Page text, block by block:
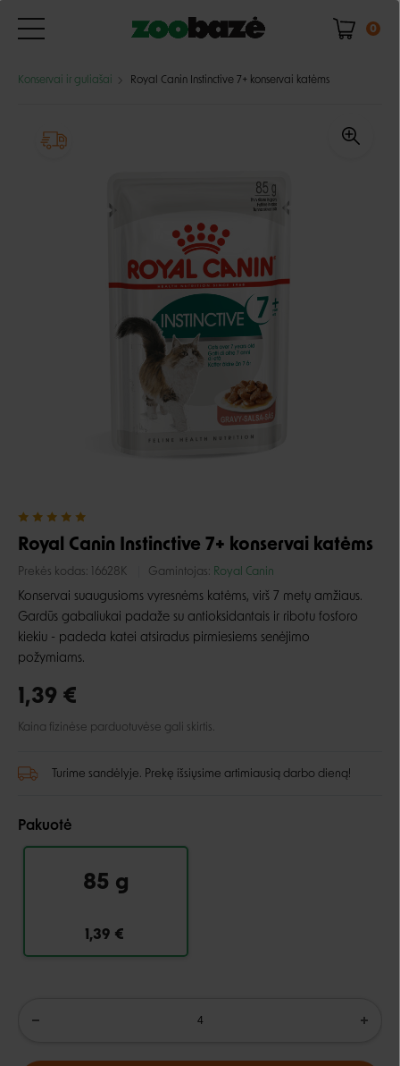
0
Konservai ir guliašai Royal Canin Instinctive 7+ konservai katėms
Royal Canin Instinctive 7+ konservai katėms
Prekės kodas: 16628K Gamintojas: Royal Canin
Konservai suaugusioms vyresnėms katėms, virš 7 metų amžiaus.
Gardūs gabaliukai padaže su antioksidantais ir ribotu fosforo
kiekiu - padeda katei atsiradus pirmiesiems senėjimo
požymiams.
1,39 €
Kaina fizinėse parduotuvėse gali skirtis.
Turime sandėlyje. Prekę išsiųsime artimiausią darbo dieną!
Pakuotė
85 g
1,39 €